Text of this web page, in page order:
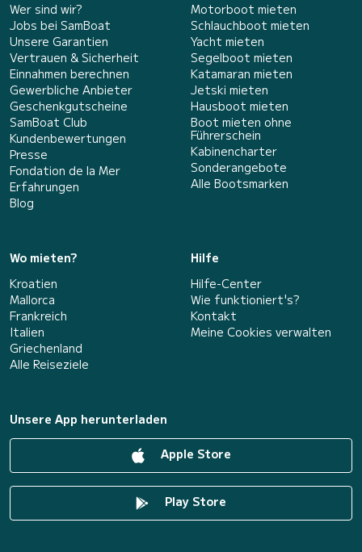
Wer sind wir?
Jobs bei SamBoat
Unsere Garantien
Vertrauen & Sicherheit
Einnahmen berechnen
Gewerbliche Anbieter
Geschenkgutscheine
SamBoat Club
Kundenbewertungen
Presse
Fondation de la Mer
Erfahrungen
Blog
Motorboot mieten
Schlauchboot mieten
Yacht mieten
Segelboot mieten
Katamaran mieten
Jetski mieten
Hausboot mieten
Boot mieten ohne
Führerschein
Kabinencharter
Sonderangebote
Alle Bootsmarken
Wo mieten?
Kroatien
Mallorca
Frankreich
Italien
Griechenland
Alle Reiseziele
Hilfe
Hilfe-Center
Wie funktioniert's?
Kontakt
Meine Cookies verwalten
Unsere App herunterladen
Apple Store
Play Store